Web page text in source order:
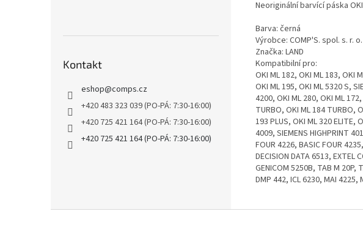
Kontakt
eshop@comps.cz
+420 483 323 039 (PO-PÁ: 7:30-16:00)
+420 725 421 164 (PO-PÁ: 7:30-16:00)
+420 725 421 164 (PO-PÁ: 7:30-16:00)
Neoriginální barvící páska
Barva: černá
Výrobce: COMP'S. spol. s. r. o.
Značka: LAND
Kompatibilní pro:
OKI ML 182, OKI ML 183, OKI
OKI ML 195, OKI ML 5320 S,
4200, OKI ML 280, OKI ML
TURBO, OKI ML 184 TURBO,
193 PLUS, OKI ML 320 ELITE,
4009, SIEMENS HIGHPRINT
FOUR 4226, BASIC FOUR
DECISION DATA 6513, EXTEL
GENICOM 5250B, TAB M 20P,
DMP 442, ICL 6230, MAI 4225,